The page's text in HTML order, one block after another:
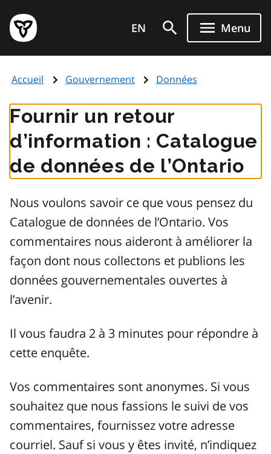
au
contenu
principal
Page
d'accueil
de
EN Menu
Accueil Gouvernement Données
Fournir un retour
d’information : Catalogue
de données de l’Ontario
Nous voulons savoir ce que vous pensez du
Catalogue de données de l’Ontario. Vos
commentaires nous aideront à améliorer la
façon dont nous collectons et publions les
données gouvernementales ouvertes à
l’avenir.
Il vous faudra 2 à 3 minutes pour répondre à
cette enquête.
Vos commentaires sont anonymes. Si vous
souhaitez que nous fassions le suivi de vos
commentaires, fournissez votre adresse
courriel. Sauf si vous y êtes invité, n’indiquez